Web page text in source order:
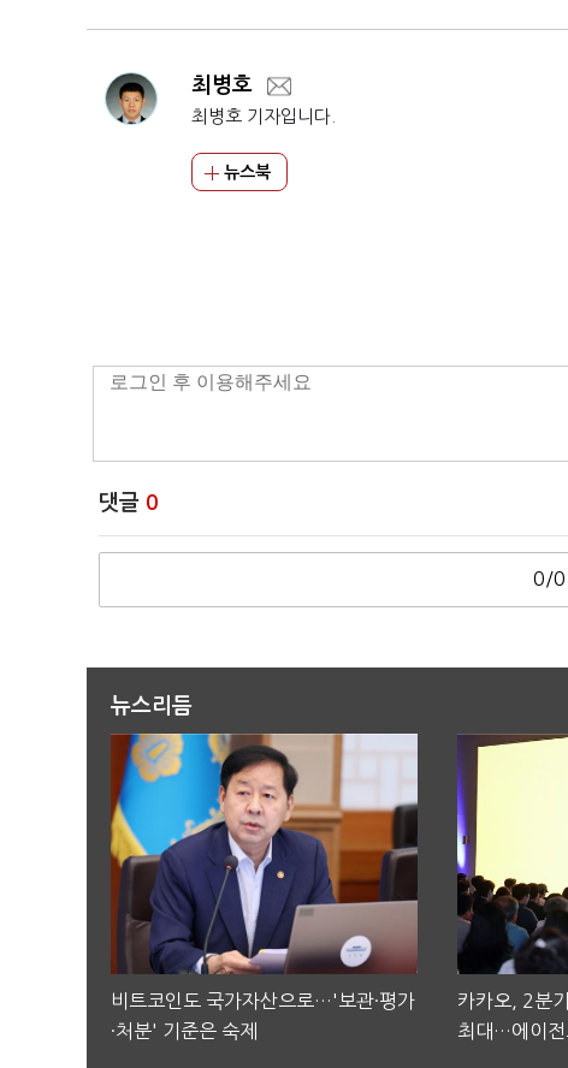
최병호
최병호 기자입니다.
뉴스북
댓글 0
0/0
뉴스리듬
비트코인도 국가자산으로…'보관·평가
·처분' 기준은 숙제
카카오, 2분
최대…에이전